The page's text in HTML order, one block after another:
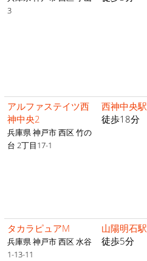
3
アルファステイツ西
神中央2
兵庫県 神戸市 西区 竹の
台 2丁目17-1
西神中央駅
徒歩18分
タカラピュアM
兵庫県 神戸市 西区 水谷
1-13-11
山陽明石駅
徒歩5分